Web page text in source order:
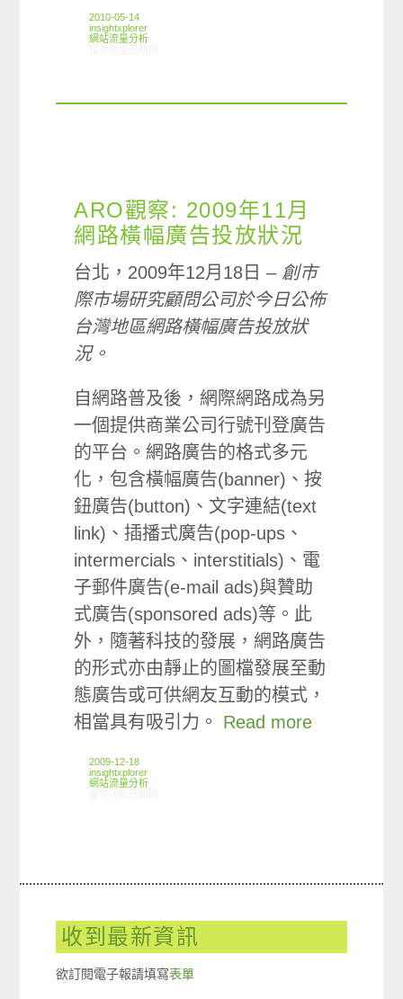
2010-05-14
insightxplorer
網站流量分析
ARO觀察: 2009年11月
網路橫幅廣告投放狀況
台北，2009年12月18日 – 創市
際市場研究顧問公司於今日公佈
台灣地區網路橫幅廣告投放狀
況。
自網路普及後，網際網路成為另
一個提供商業公司行號刊登廣告
的平台。網路廣告的格式多元
化，包含橫幅廣告(banner)、按
鈕廣告(button)、文字連結(text
link)、插播式廣告(pop-ups、
intermercials、interstitials)、電
子郵件廣告(e-mail ads)與贊助
式廣告(sponsored ads)等。此
外，隨著科技的發展，網路廣告
的形式亦由靜止的圖檔發展至動
態廣告或可供網友互動的模式，
相當具有吸引力。 Read more
2009-12-18
insightxplorer
網站流量分析
收到最新資訊
欲訂閱電子報請填寫表單